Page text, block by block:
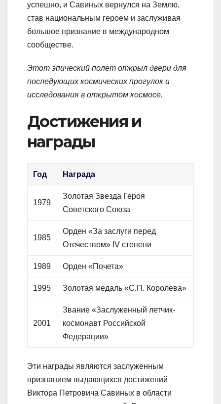
успешно, и Савиных вернулся на Землю,
став национальным героем и заслуживая
большое признание в международном
сообществе.
Этот эпический полет открыл двери для
последующих космических прогулок и
исследования в открытом космосе.
Достижения и
награды
Год Награда
1979
Золотая Звезда Героя
Советского Союза
1985
Орден «За заслуги перед
Отечеством» IV степени
1989 Орден «Почета»
1995 Золотая медаль «С.П. Королева»
2001
Звание «Заслуженный летчик-
космонавт Российской
Федерации»
Эти награды являются заслуженным
признанием выдающихся достижений
Виктора Петровича Савиных в области